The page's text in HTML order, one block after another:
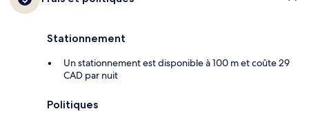
Stationnement
Un stationnement est disponible à 100 m et coûte 29
CAD par nuit
Politiques